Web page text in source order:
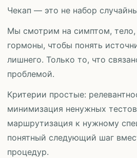
Чекап — это не набор
Мы смотрим на симптом,
гормоны, чтобы понять
лишнего. Только то, что
проблемой.
Критерии простые:
минимизация ненужных
маршрутизация к нужному
понятный следующий шаг
процедур.